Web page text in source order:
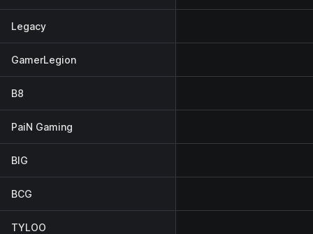
Legacy
GamerLegion
B8
PaiN Gaming
BIG
BCG
TYLOO